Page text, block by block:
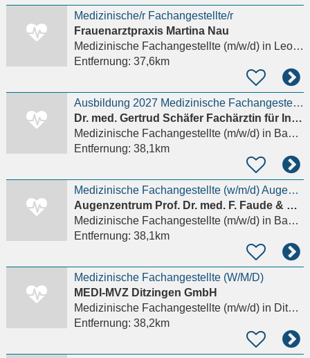
Medizinische/r Fachangestellte/r
Frauenarztpraxis Martina Nau
Medizinische Fachangestellte (m/w/d)in Leonberg
Entfernung: 37,6km
Ausbildung 2027 Medizinische Fachangestellte (m/w/d)
Dr. med. Gertrud Schäfer Fachärztin für Innere Medizin
Medizinische Fachangestellte (m/w/d)in Baden-Baden
Entfernung: 38,1km
Medizinische Fachangestellte (w/m/d) Augenarztpraxis-Baden-Baden
Augenzentrum Prof. Dr. med. F. Faude & Kollegen
Medizinische Fachangestellte (m/w/d)in Baden-Baden, Oos
Entfernung: 38,1km
Medizinische Fachangestellte (W/M/D)
MEDI-MVZ Ditzingen GmbH
Medizinische Fachangestellte (m/w/d)in Ditzingen, Hirschlanden
Entfernung: 38,2km